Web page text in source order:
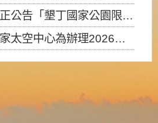
墾丁國家公園限制水域遊憩活動之種類、範圍、時間及行為」，自即日生效。
心為辦理2026台灣盃火箭競賽，陸、海、空域警戒及協調相關事宜，因颱風備案事宜